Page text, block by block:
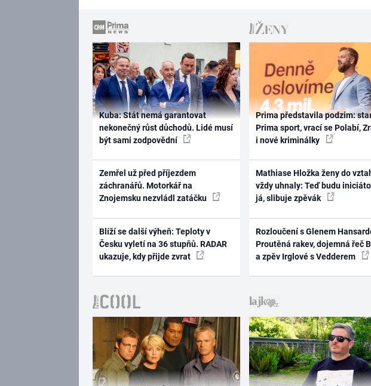
Kuba: Stát nemá garantovat
nekonečný růst důchodů. Lidé musí
být sami zodpovědní
Zemřel už před příjezdem
záchranářů. Motorkář na
Znojemsku nezvládl zatáčku
Blíží se další výheň: Teploty v
Česku vyletí na 36 stupňů. RADAR
ukazuje, kdy přijde zvrat
Prima představila podzim:
Prima sport, vrací se Polabí,
i nové kriminálky
Mathiase Hložka ženy do
vždy uhnaly: Teď budu
já, slibuje zpěvák
Rozloučení s Glenem
Proutěná rakev, dojemná řeč
a zpěv Irglové s Vedderem